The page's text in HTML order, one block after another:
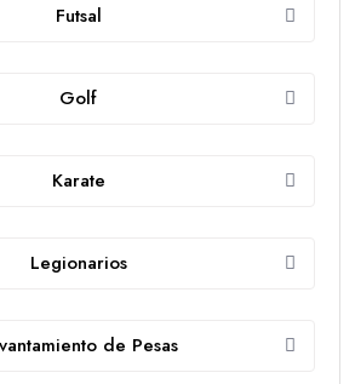
Futsal
Golf
Karate
Legionarios
de Pesas